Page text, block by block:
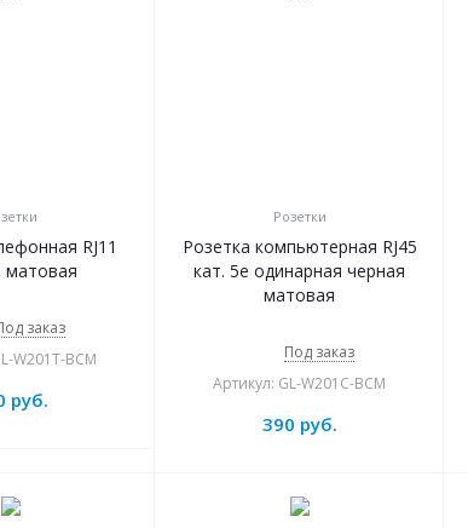
RJ11
матовая
заказ
W201T-BCM
руб.
Розетки
Розетка компьютерная RJ45
кат. 5e одинарная черная
матовая
Под заказ
Артикул: GL-W201C-BCM
390 руб.